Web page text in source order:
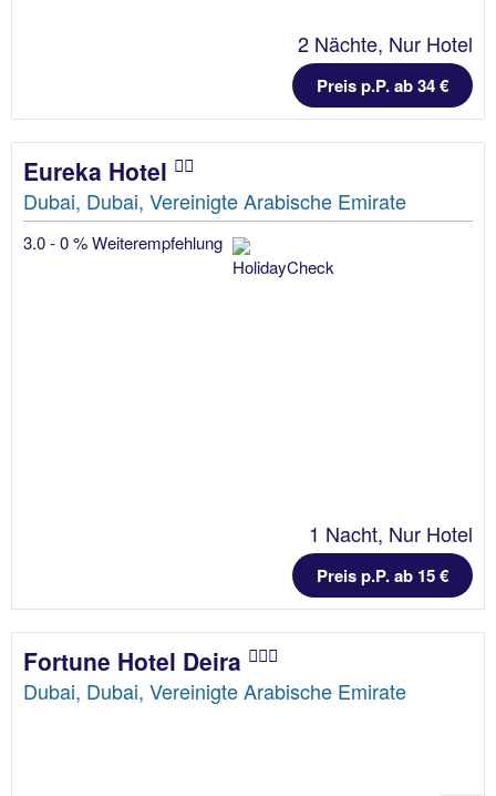
2 Nächte, Nur Hotel
Preis p.P. ab 34 €
Eureka Hotel
Dubai, Dubai, Vereinigte Arabische Emirate
3.0 - 0 % Weiterempfehlung
1 Nacht, Nur Hotel
Preis p.P. ab 15 €
Fortune Hotel Deira
Dubai, Dubai, Vereinigte Arabische Emirate